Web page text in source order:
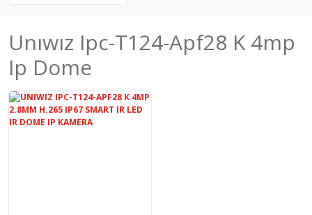
Unıwız Ipc-T124-Apf28 K 4mp
Ip Dome